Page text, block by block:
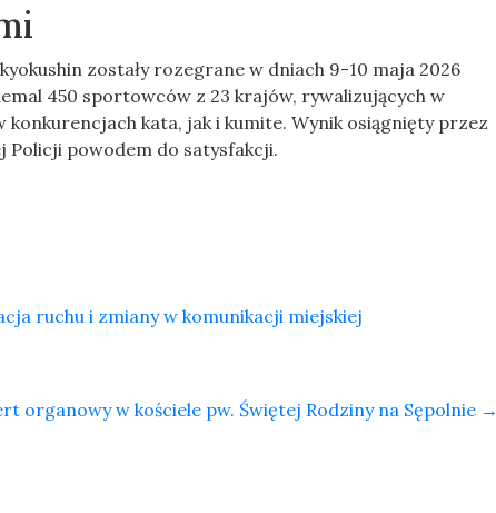
zostały rozegrane w dniach 9-10 maja 2026
450 sportowców z 23 krajów, rywalizujących w
kata, jak i kumite. Wynik osiągnięty przez
powodem do satysfakcji.
ruchu i zmiany w komunikacji miejskiej
organowy w kościele pw. Świętej Rodziny na Sępolnie →